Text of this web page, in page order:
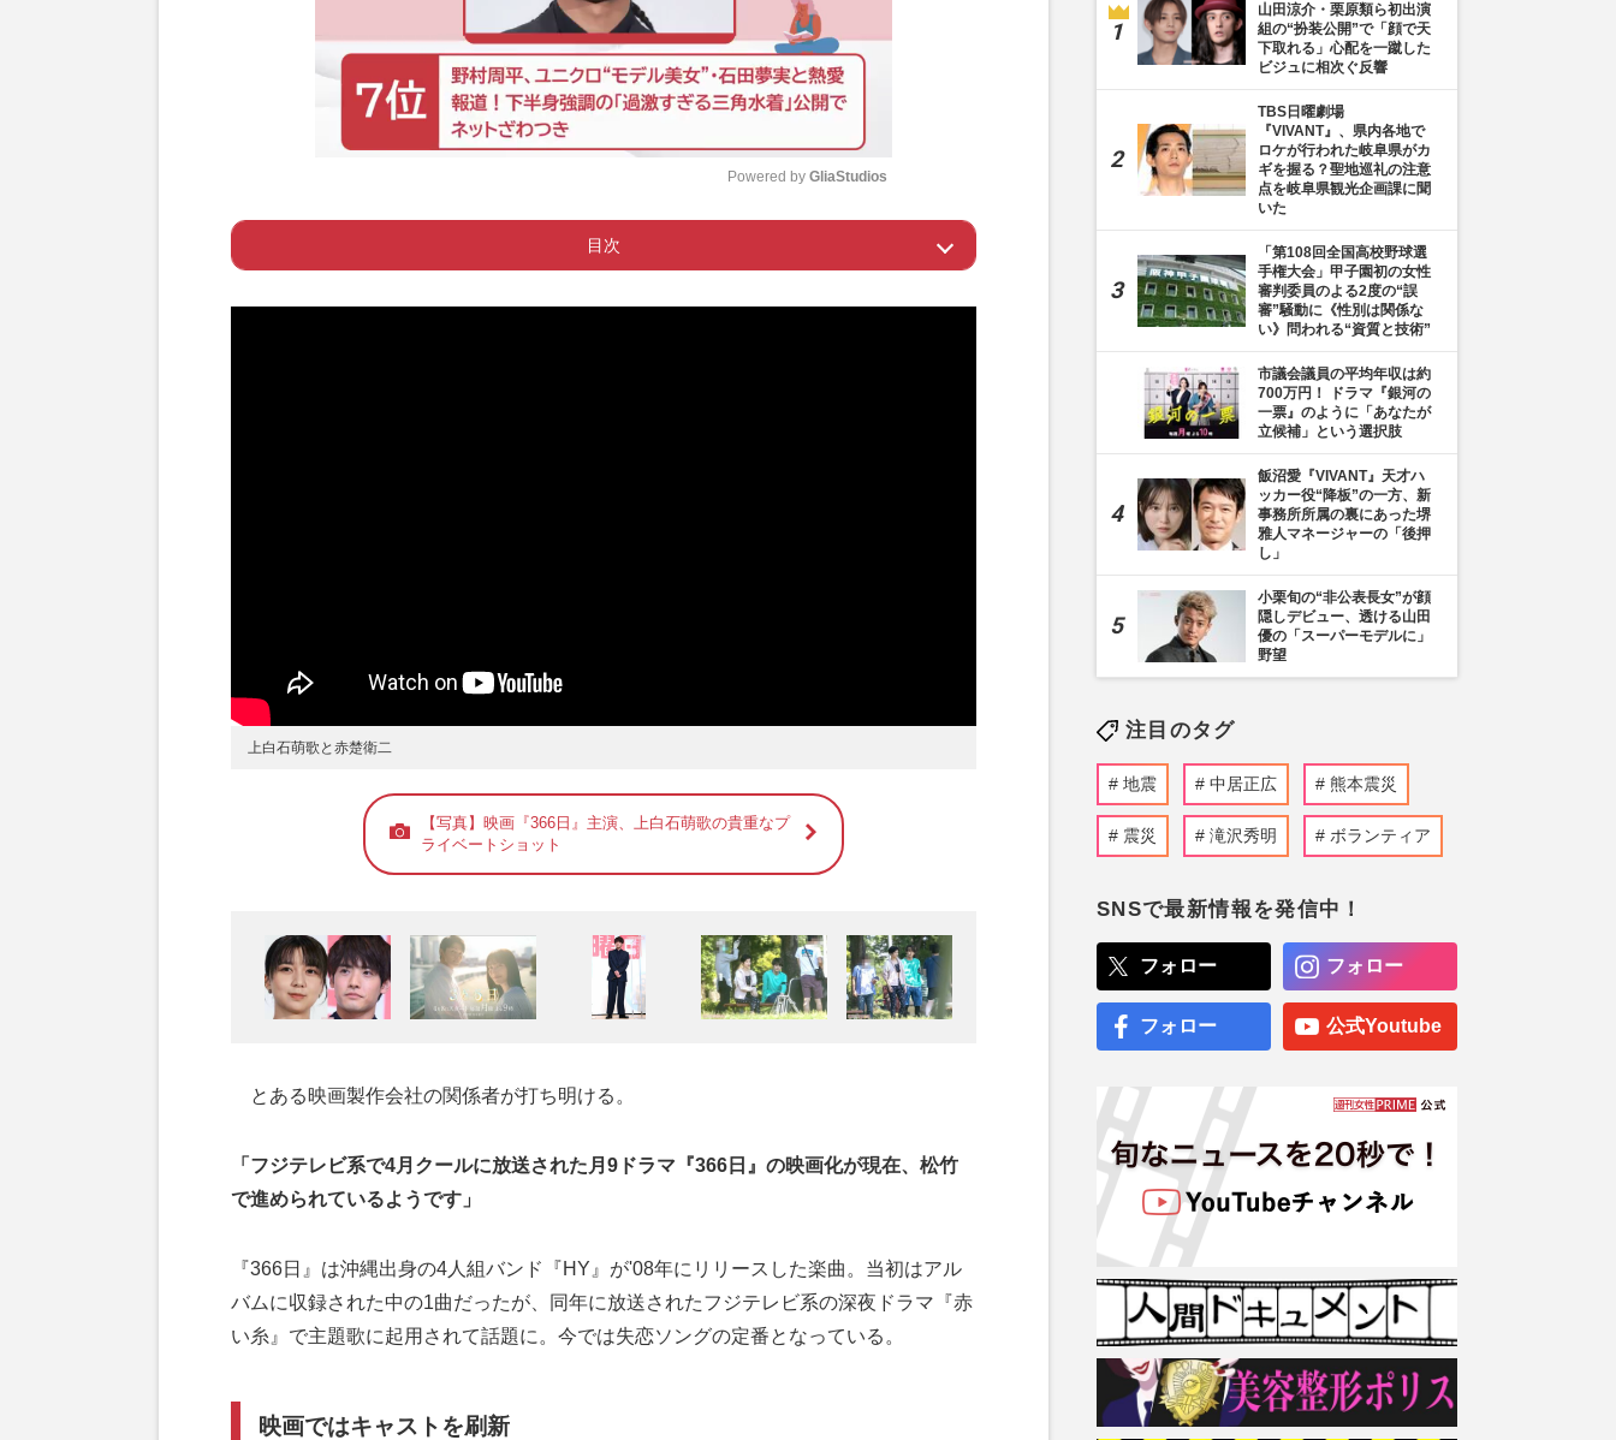
t
Powered by GliaStudios
目次
Page 1 ー 映画ではキャストを刷新
上白石萌歌と赤楚衛二
【写真】映画『366日』主演、上白石萌歌の貴重なプ
ライベートショット
とある映画製作会社の関係者が打ち明ける。
「フジテレビ系で4月クールに放送された月9ドラマ『366日』の映画化が現在、松竹
で進められているようです」
『366日』は沖縄出身の4人組バンド『HY』が'08年にリリースした楽曲。当初はアル
バムに収録された中の1曲だったが、同年に放送されたフジテレビ系の深夜ドラマ『赤
い糸』で主題歌に起用されて話題に。今では失恋ソングの定番となっている。
映画ではキャストを刷新
山田涼介・栗原類ら初出演
組の“扮装公開”で「顔で天
下取れる」心配を一蹴した
ビジュに相次ぐ反響
TBS日曜劇場
『VIVANT』、県内各地で
ロケが行われた岐阜県がカ
ギを握る？聖地巡礼の注意
点を岐阜県観光企画課に聞
いた
「第108回全国高校野球選
手権大会」甲子園初の女性
審判委員のよる2度の“誤
審”騒動に《性別は関係な
い》問われる“資質と技術”
市議会議員の平均年収は約
700万円！ ドラマ『銀河の
一票』のように「あなたが
立候補」という選択肢
飯沼愛『VIVANT』天才ハ
ッカー役“降板”の一方、新
事務所所属の裏にあった堺
雅人マネージャーの「後押
し」
小栗旬の“非公表長女”が顔
隠しデビュー、透ける山田
優の「スーパーモデルに」
野望
注目のタグ
地震 中居正広 熊本震災
震災 滝沢秀明 ボランティア
SNSで最新情報を発信中！
フォロー フォロー
フォロー 公式Youtube